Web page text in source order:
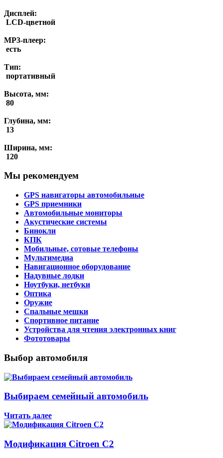
Дисплей:
LCD-цветной
MP3-плеер:
есть
Тип:
портативный
Высота, мм:
80
Глубина, мм:
13
Ширина, мм:
120
Мы рекомендуем
GPS навигаторы автомобильные
GPS приемники
Автомобильные мониторы
Акустические системы
Бинокли
КПК
Мобильные, сотовые телефоны
Мультимедиа
Навигационное оборудование
Надувные лодки
Ноутбуки, нетбуки
Оптика
Оружие
Спальные мешки
Спортивное питание
Устройства для чтения электронных книг
Фототовары
Выбор автомобиля
Выбираем семейный автомобиль
Читать далее
Модификация Citroen С2